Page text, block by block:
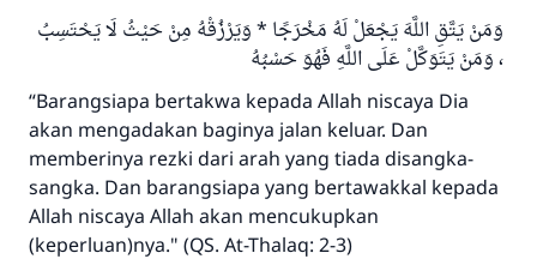
وَمَنْ يَتَّقِ اللَّهَ يَجْعَلْ لَهُ مَخْرَجًا * وَيَرْزُقْهُ مِنْ حَيْثُ لَا يَحْتَسِبُ
، وَمَنْ يَتَوَكَّلْ عَلَى اللَّهِ فَهُوَ حَسْبُهُ
“Barangsiapa bertakwa kepada Allah niscaya Dia
akan mengadakan baginya jalan keluar. Dan
memberinya rezki dari arah yang tiada disangka-
sangka. Dan barangsiapa yang bertawakkal kepada
Allah niscaya Allah akan mencukupkan
(keperluan)nya." (QS. At-Thalaq: 2-3)